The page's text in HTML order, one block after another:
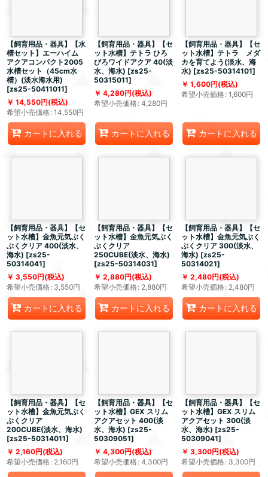
【飼育用品・器具】【水
槽セット】エーハイム
アクアコンパクト2005
水槽セット（45cm水
槽）(淡水海水用)
[zs25-50411011]
14,550円(税込)
希望小売価格: 14,550円
カートに入れる
【飼育用品・器具】【セ
ット水槽】テトラ ひろ
びろワイドアクア 40(淡
水、海水) [zs25-
50315011]
4,280円(税込)
希望小売価格: 4,280円
カートに入れる
【飼育用品・器具】【セ
ット水槽】テトラ メダ
カを育てよう(淡水、海
水) [zs25-50314101]
1,600円(税込)
希望小売価格: 1,600円
カートに入れる
【飼育用品・器具】【セ
ット水槽】金魚元気ぶく
ぶくクリア 400(淡水、
海水) [zs25-
50314041]
3,550円(税込)
希望小売価格: 3,550円
カートに入れる
【飼育用品・器具】【セ
ット水槽】金魚元気ぶく
ぶくクリア
250CUBE(淡水、海水)
[zs25-50314031]
2,880円(税込)
希望小売価格: 2,880円
カートに入れる
【飼育用品・器具】【セ
ット水槽】金魚元気ぶく
ぶくクリア 300(淡水、
海水) [zs25-
50314021]
2,480円(税込)
希望小売価格: 2,480円
カートに入れる
【飼育用品・器具】【セ
ット水槽】金魚元気ぶく
ぶくクリア
200CUBE(淡水、海水)
[zs25-50314011]
2,160円(税込)
希望小売価格: 2,160円
【飼育用品・器具】【セ
ット水槽】GEX スリム
アクアセット 400(淡
水、海水) [zs25-
50309051]
4,300円(税込)
希望小売価格: 4,300円
【飼育用品・器具】【セ
ット水槽】GEX スリム
アクアセット 300(淡
水、海水) [zs25-
50309041]
3,300円(税込)
希望小売価格: 3,300円